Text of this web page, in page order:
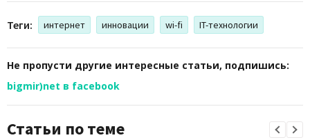
Теги: интернет инновации wi-fi IT-технологии
Не пропусти другие интересные статьи, подпишись:
bigmir)net в facebook
Статьи по теме